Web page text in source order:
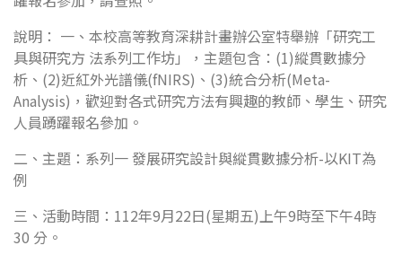
說明： 一、本校高等教育深耕計畫辦公室特舉辦「研究工
具與研究方 法系列工作坊」，主題包含：(1)縱貫數據分
析、(2)近紅外光譜儀(fNIRS)、(3)統合分析(Meta-
Analysis)，歡迎對各式研究方法有興趣的教師、學生、研究
人員踴躍報名參加。
二、主題：系列一 發展研究設計與縱貫數據分析-以KIT為
例
三、活動時間：112年9月22日(星期五)上午9時至下午4時
30 分。